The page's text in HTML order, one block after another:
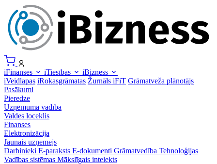
iFinanses iTiesības
iBizness
iVeidlapas iRokasgrāmatas Žurnāls iFiT Grāmatveža plānotājs
Pasākumi
Pieredze
Uzņēmuma vadība
Valdes loceklis
Finanses
Elektronizācija
Jaunais uzņēmējs
Darbinieki E-paraksts E-dokumenti Grāmatvedība Tehnoloģijas
Vadības sistēmas Mākslīgais intelekts